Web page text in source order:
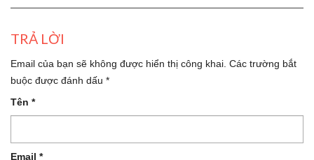
TRẢ LỜI
Email của bạn sẽ không được hiển thị công khai. Các trường bắt
buộc được đánh dấu *
Tên *
Email *